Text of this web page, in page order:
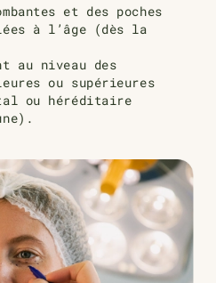
et des poches
à l’âge (dès la
au niveau des
ou supérieures
ou héréditaire